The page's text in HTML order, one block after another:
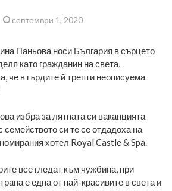
септември 1, 2020
Паньова носи България в сърцето
като гражданин на света,
че в гърдите й трепти неописуема
избра за лятната си ваканцията
семейството си те се отдадоха на
хотел Royal Castle & Spa.
все гледат към чужбина, при
е една от най-красивите в света и